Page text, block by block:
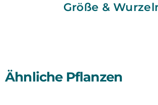
Größe &
Ähnliche Pflanzen